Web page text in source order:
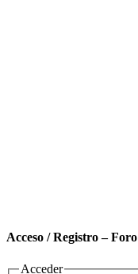
Acceso / Registro – Foro
Acceder